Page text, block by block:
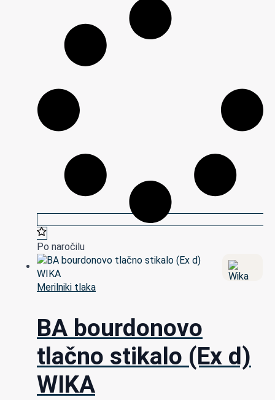
Po naročilu
Merilniki tlaka
BA bourdonovo
tlačno stikalo (Ex d)
WIKA